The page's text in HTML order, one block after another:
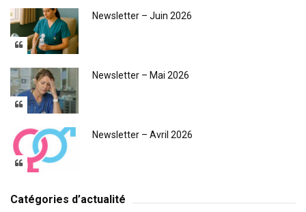
Newsletter – Juin 2026
Newsletter – Mai 2026
Newsletter – Avril 2026
Catégories d’actualité